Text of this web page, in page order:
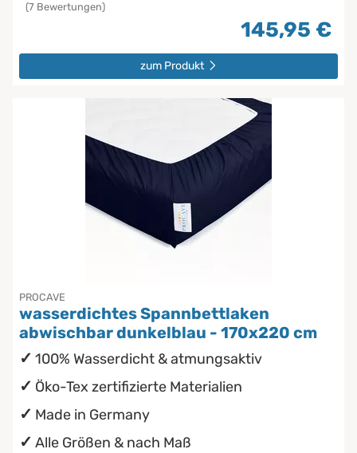
(7 Bewertungen)
145,95 €
zum Produkt
PROCAVE
wasserdichtes Spannbettlaken
abwischbar dunkelblau - 170x220 cm
100% Wasserdicht & atmungsaktiv
Öko-Tex zertifizierte Materialien
Made in Germany
Alle Größen & nach Maß